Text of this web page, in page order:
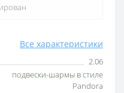
Все характеристики
2.06
подвески-шармы в стиле
Pandora